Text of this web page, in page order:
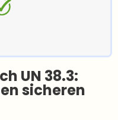
UN 38.3:
sicheren